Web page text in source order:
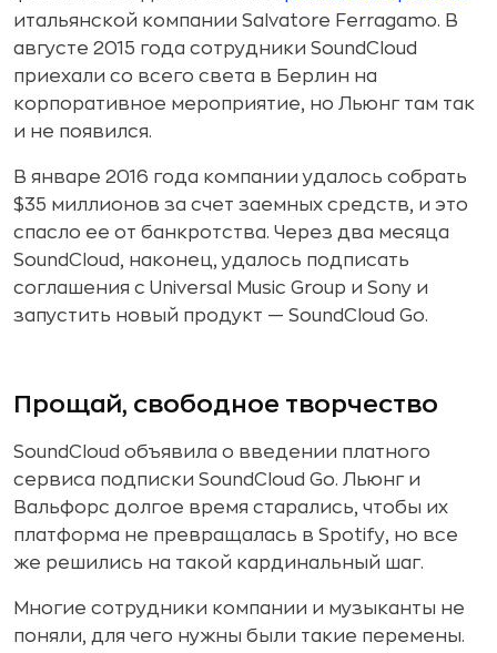
итальянской компании Salvatore Ferragamo. В
августе 2015 года сотрудники SoundCloud
приехали со всего света в Берлин на
корпоративное мероприятие, но Льюнг там так
и не появился.
В январе 2016 года компании удалось собрать
$35 миллионов за счет заемных средств, и это
спасло ее от банкротства. Через два месяца
SoundCloud, наконец, удалось подписать
соглашения с Universal Music Group и Sony и
запустить новый продукт — SoundCloud Go.
Прощай, свободное творчество
SoundCloud объявила о введении платного
сервиса подписки SoundCloud Go. Льюнг и
Вальфорс долгое время старались, чтобы их
платформа не превращалась в Spotify, но все
же решились на такой кардинальный шаг.
Многие сотрудники компании и музыканты не
поняли, для чего нужны были такие перемены.